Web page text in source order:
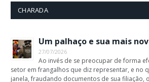
CHARADA
Um palhaço e sua mais
27/07/2026
Ao invés de se preocupar de forma
setor em frangalhos que diz representar, e no
janela, fraudando documentos de sua filiação,